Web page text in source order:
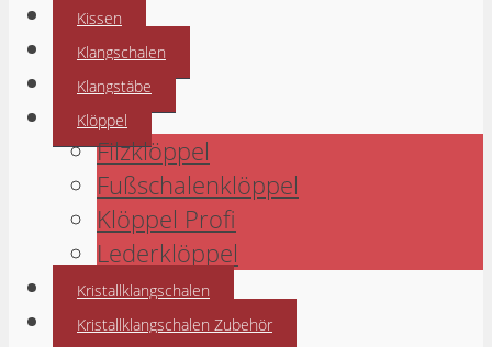
Kissen
Klangschalen
Klangstäbe
Klöppel
Filzklöppel
Fußschalenklöppel
Klöppel Profi
Lederklöppel
Kristallklangschalen
Kristallklangschalen Zubehör